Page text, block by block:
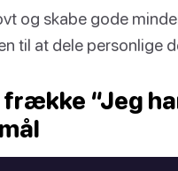
og skabe gode
til at dele personlige
“Jeg